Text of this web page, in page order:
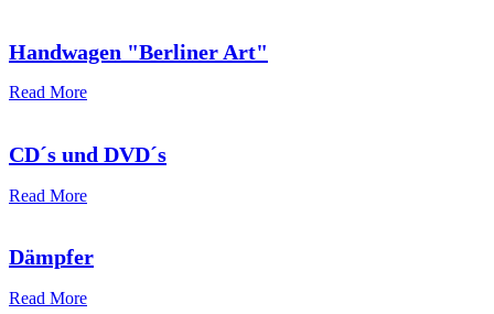
Handwagen "Berliner Art"
Read More
CD´s und DVD´s
Read More
Dämpfer
Read More